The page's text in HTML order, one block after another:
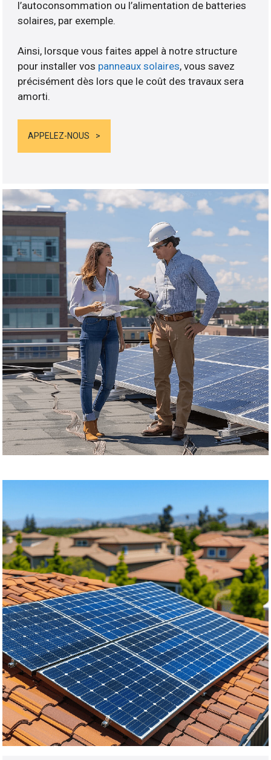
l’autoconsommation ou l’alimentation de batteries
solaires, par exemple.
Ainsi, lorsque vous faites appel à notre structure
pour installer vos panneaux solaires, vous savez
précisément dès lors que le coût des travaux sera
amorti.
APPELEZ-NOUS